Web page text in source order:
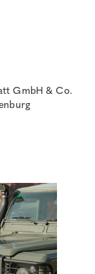
GmbH & Co.